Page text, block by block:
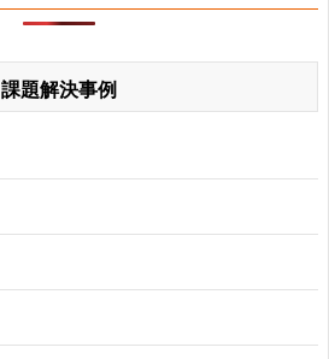
課題解決事例